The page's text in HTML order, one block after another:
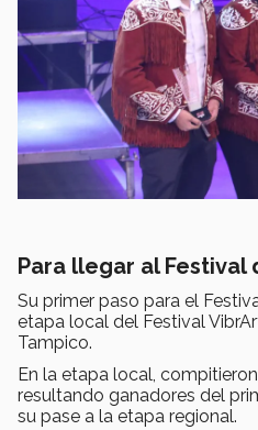
Para llegar al Festival
Su primer paso para el
etapa local del Festival
Tampico.
En la etapa local,
resultando ganadores del
su pase a la etapa regional.